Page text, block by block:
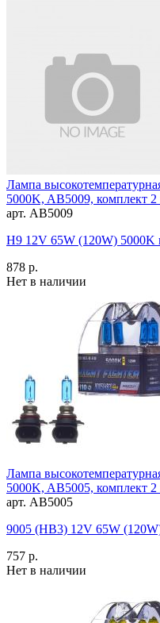
Лампа
5000K, AB5009, комплект 2
арт. AB5009
H9 12V 65W (120W) 5000K
878 р.
Нет в наличии
Лампа
5000K, AB5005, комплект 2
арт. AB5005
9005 (HB3) 12V 65W
757 р.
Нет в наличии